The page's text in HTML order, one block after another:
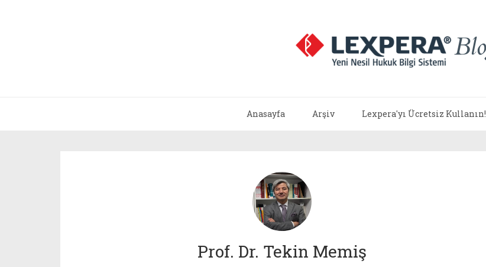
Anasayfa Arşiv Lexpera'yı Ücretsiz Kullanın!
Prof. Dr. Tekin Memiş